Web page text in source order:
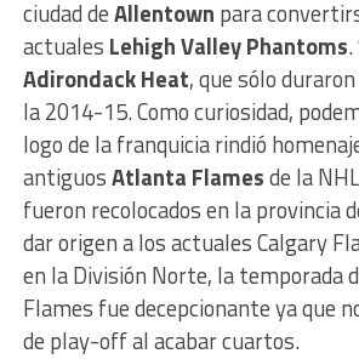
ciudad deAllentown para
actuales Lehigh Valley Phantoms
Adirondack Heat, que sólo
la 2014-15. Como curiosidad,
logo de la franquicia rindió
antiguosAtlanta Flamesde la
fueron recolocados en la provincia
dar origen a los actuales Calgary
en la División Norte, la temporada
Flames fue decepcionante ya que
de play-off al acabar cuartos.